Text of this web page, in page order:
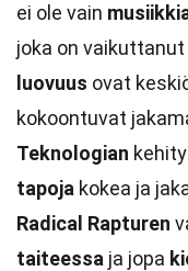
ei ole vain
joka on vaikuttanut
luovuus ovat
kokoontuvat
Teknologian
tapoja kokea ja
Radical Rapturen
taiteessa ja jopa